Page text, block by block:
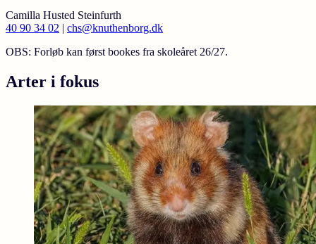
Camilla Husted Steinfurth
40 90 34 02 | chs@knuthenborg.dk
OBS: Forløb kan først bookes fra skoleåret 26/27.
Arter i fokus